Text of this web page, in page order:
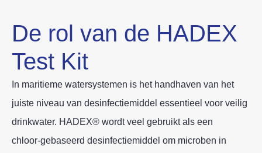
De rol van de HADEX
Test Kit
In maritieme watersystemen is het handhaven van het
juiste niveau van desinfectiemiddel essentieel voor veilig
drinkwater. HADEX® wordt veel gebruikt als een
chloor‑gebaseerd desinfectiemiddel om microben in